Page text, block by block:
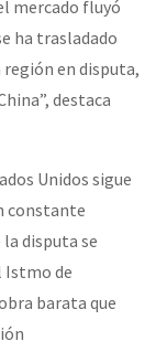
mercado fluyó
ha trasladado
en disputa,
destaca
Unidos sigue
constante
disputa se
Istmo de
barata que